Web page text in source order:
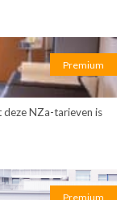
Premium
deze NZa-tarieven is
Premium